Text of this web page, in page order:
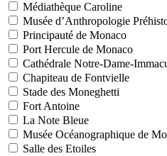
Médiathèque Caroline
Musée d’Anthropologie
Principauté de Monaco
Port Hercule de Monaco
Cathédrale Notre-Dame-
Chapiteau de Fontvielle
Stade des Moneghetti
Fort Antoine
La Note Bleue
Musée Océanographique de
Salle des Etoiles